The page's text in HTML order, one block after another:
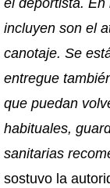
el deportista.
incluyen son el
canotaje. Se
entregue
que puedan
habituales,
sanitarias
sostuvo la